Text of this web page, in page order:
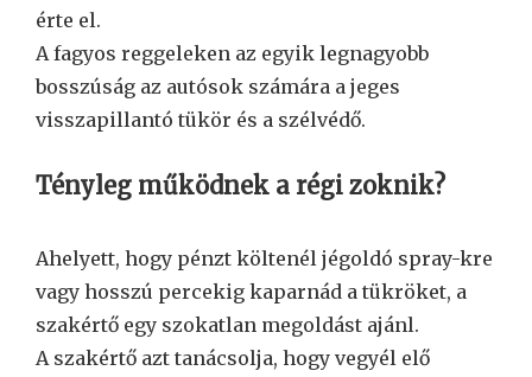
érte el.
A fagyos reggeleken az egyik legnagyobb
bosszúság az autósok számára a jeges
visszapillantó tükör és a szélvédő.
Tényleg működnek a régi zoknik?
Ahelyett, hogy pénzt költenél jégoldó spray-kre
vagy hosszú percekig kaparnád a tükröket, a
szakértő egy szokatlan megoldást ajánl.
A szakértő azt tanácsolja, hogy vegyél elő